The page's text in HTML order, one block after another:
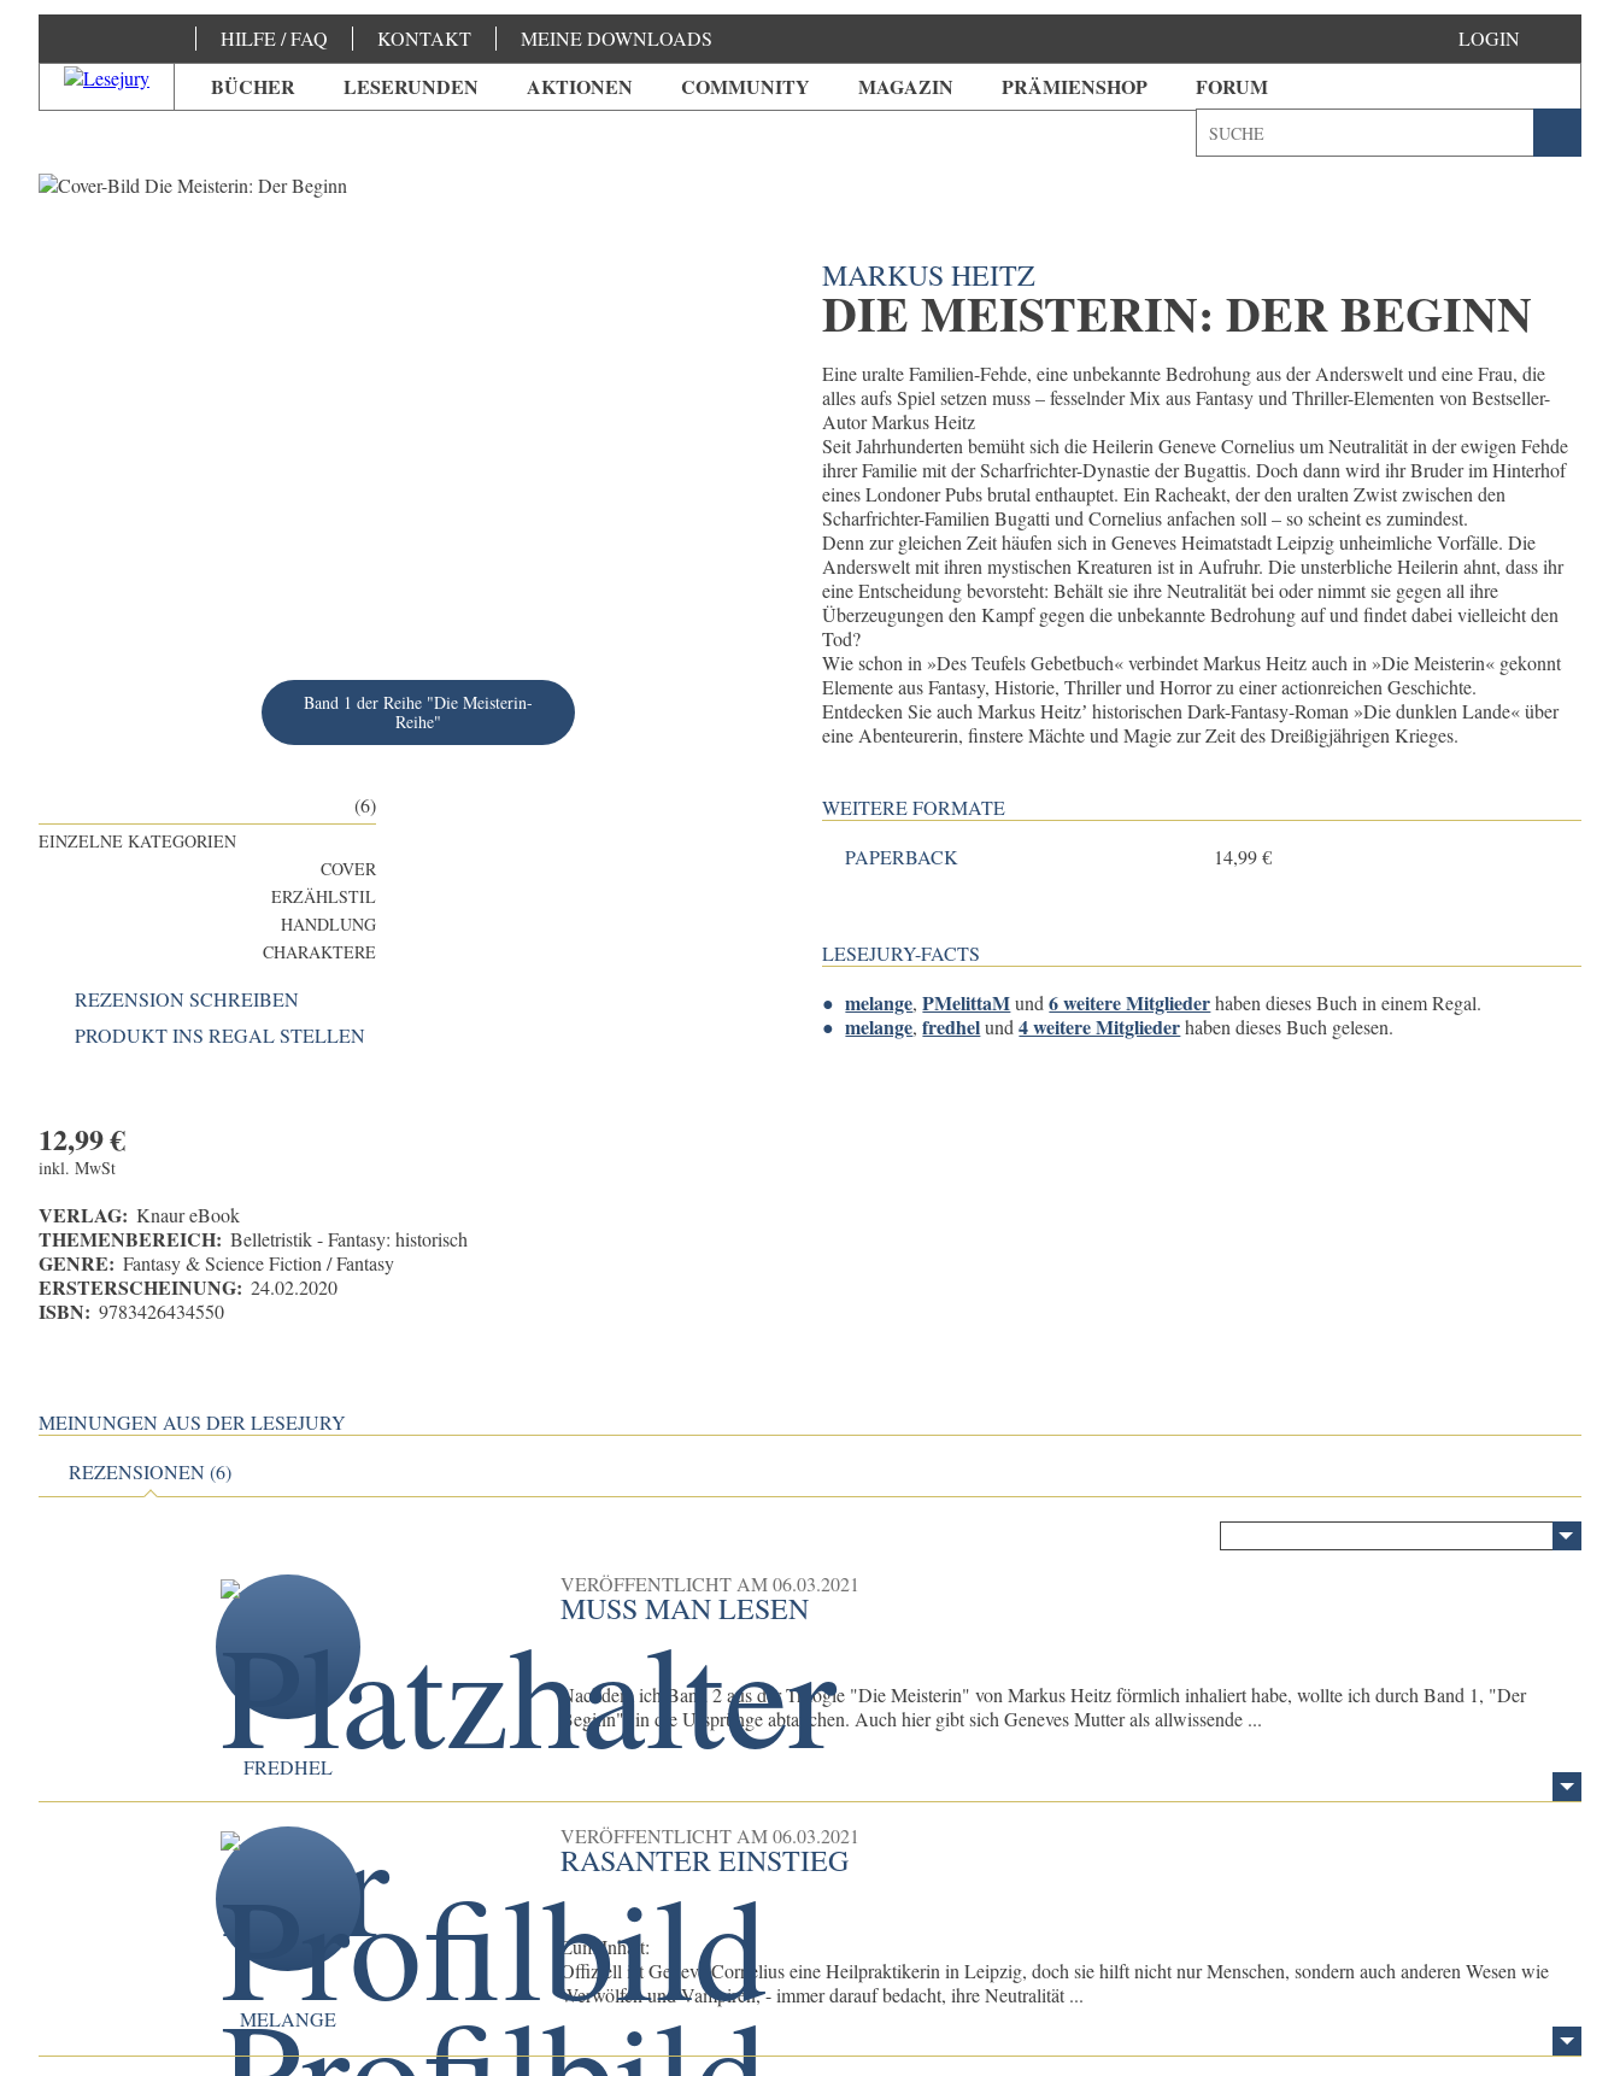
HILFE / FAQ KONTAKT MEINE DOWNLOADS
BÜCHER LESERUNDEN AKTIONEN COMMUNITY MAGAZIN PRÄMIENSHOP FORUM
LOGIN
Band 1 der Reihe "Die Meisterin-
Reihe"
(6)
EINZELNE KATEGORIEN
COVER
ERZÄHLSTIL
HANDLUNG
CHARAKTERE
REZENSION SCHREIBEN
PRODUKT INS REGAL STELLEN
12,99€
inkl. MwSt
VERLAG: Knaur eBook
THEMENBEREICH: Belletristik - Fantasy: historisch
GENRE: Fantasy & Science Fiction / Fantasy
ERSTERSCHEINUNG: 24.02.2020
ISBN: 9783426434550
MARKUS HEITZ
DIE MEISTERIN: DER BEGINN
Eine uralte Familien-Fehde, eine unbekannte Bedrohung aus der Anderswelt und eine Frau, die
alles aufs Spiel setzen muss – fesselnder Mix aus Fantasy und Thriller-Elementen von Bestseller-
Autor Markus Heitz
Seit Jahrhunderten bemüht sich die Heilerin Geneve Cornelius um Neutralität in der ewigen Fehde
ihrer Familie mit der Scharfrichter-Dynastie der Bugattis. Doch dann wird ihr Bruder im Hinterhof
eines Londoner Pubs brutal enthauptet. Ein Racheakt, der den uralten Zwist zwischen den
Scharfrichter-Familien Bugatti und Cornelius anfachen soll – so scheint es zumindest.
Denn zur gleichen Zeit häufen sich in Geneves Heimatstadt Leipzig unheimliche Vorfälle. Die
Anderswelt mit ihren mystischen Kreaturen ist in Aufruhr. Die unsterbliche Heilerin ahnt, dass ihr
eine Entscheidung bevorsteht: Behält sie ihre Neutralität bei oder nimmt sie gegen all ihre
Überzeugungen den Kampf gegen die unbekannte Bedrohung auf und findet dabei vielleicht den
Tod?
Wie schon in »Des Teufels Gebetbuch« verbindet Markus Heitz auch in »Die Meisterin« gekonnt
Elemente aus Fantasy, Historie, Thriller und Horror zu einer actionreichen Geschichte.
Entdecken Sie auch Markus Heitzʼ historischen Dark-Fantasy-Roman »Die dunklen Lande« über
eine Abenteurerin, finstere Mächte und Magie zur Zeit des Dreißigjährigen Krieges.
WEITERE FORMATE
PAPERBACK
14,99 €
LESEJURY-FACTS
melange,PMelittaMund6 weitere Mitgliederhaben dieses Buch in einem Regal.
melange,fredhelund4 weitere Mitgliederhaben dieses Buch gelesen.
MEINUNGEN AUS DER LESEJURY
REZENSIONEN (6)
FREDHEL
VERÖFFENTLICHT AM06.03.2021
MUSS MAN LESEN
Nachdem ich Band 2 aus der Trilogie "Die Meisterin" von Markus Heitz förmlich inhaliert habe, wollte ich durch Band 1, "Der
Beginn", in die Ursprünge abtauchen. Auch hier gibt sich Geneves Mutter als allwissende ...
MELANGE
VERÖFFENTLICHT AM06.03.2021
RASANTER EINSTIEG
Zum Inhalt:
Offiziell ist Geneve Cornelius eine Heilpraktikerin in Leipzig, doch sie hilft nicht nur Menschen, sondern auch anderen Wesen wie
Werwölfen und Vampiren, - immer darauf bedacht, ihre Neutralität ...